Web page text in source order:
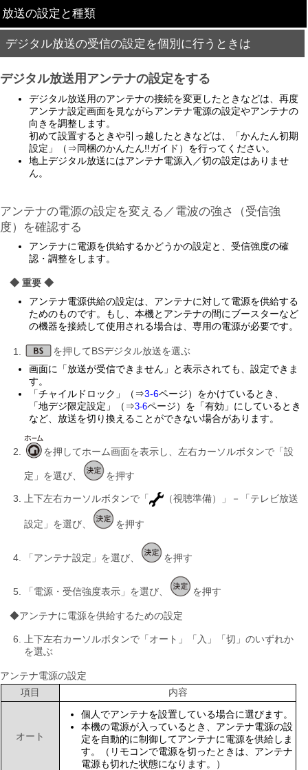
放送の設定と種類
デジタル放送の受信の設定を個別に行うときは
デジタル放送用アンテナの設定をする
デジタル放送用のアンテナの接続を変更したときなどは、再度
アンテナ設定画面を見ながらアンテナ電源の設定やアンテナの
向きを調整します。
初めて設置するときや引っ越したときなどは、「かんたん初期
設定」（⇒同梱のかんたん!!ガイド）を行ってください。
地上デジタル放送にはアンテナ電源入／切の設定はありませ
ん。
アンテナの電源の設定を変える／電波の強さ（受信強
度）を確認する
アンテナに電源を供給するかどうかの設定と、受信強度の確
認・調整をします。
◆ 重要 ◆
アンテナ電源供給の設定は、アンテナに対して電源を供給する
ためのものです。もし、本機とアンテナの間にブースターなど
の機器を接続して使用される場合は、専用の電源が必要です。
を押してBSデジタル放送を選ぶ
画面に「放送が受信できません」と表示されても、設定できま
す。
「チャイルドロック」（⇒3-6ページ）をかけているとき、
「地デジ限定設定」（⇒3-6ページ）を「有効」にしているとき
など、放送を切り換えることができない場合があります。
を押してホーム画面を表示し、左右カーソルボタンで「設
定」を選び、 を押す
上下左右カーソルボタンで「 （視聴準備）」－「テレビ放送
設定」を選び、 を押す
「アンテナ設定」を選び、 を押す
「電源・受信強度表示」を選び、 を押す
◆アンテナに電源を供給するための設定
上下左右カーソルボタンで「オート」「入」「切」のいずれか
を選ぶ
アンテナ電源の設定
項目
内容
オート
個人でアンテナを設置している場合に選びます。
本機の電源が入っているとき、アンテナ電源の設
定を自動的に制御してアンテナに電源を供給しま
す。（リモコンで電源を切ったときは、アンテナ
電源も切れた状態になります。）